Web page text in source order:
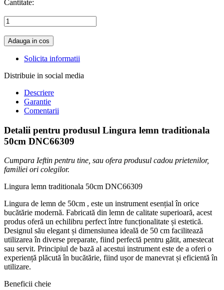
Cantitate:
Adauga in cos
Solicita informatii
Distribuie in social media
Descriere
Garantie
Comentarii
Detalii pentru produsul Lingura lemn traditionala
50cm DNC66309
Cumpara Ieftin pentru tine, sau ofera produsul cadou prietenilor,
familiei ori colegilor.
Lingura lemn traditionala 50cm DNC66309
Lingura de lemn de 50cm , este un instrument esențial în orice
bucătărie modernă. Fabricată din lemn de calitate superioară, acest
produs oferă un echilibru perfect între funcționalitate și estetică.
Designul său elegant și dimensiunea ideală de 50 cm facilitează
utilizarea în diverse preparate, fiind perfectă pentru gătit, amestecat
sau servit. Principiul de bază al acestui instrument este de a oferi o
experiență plăcută în bucătărie, fiind ușor de manevrat și eficientă în
utilizare.
Beneficii cheie